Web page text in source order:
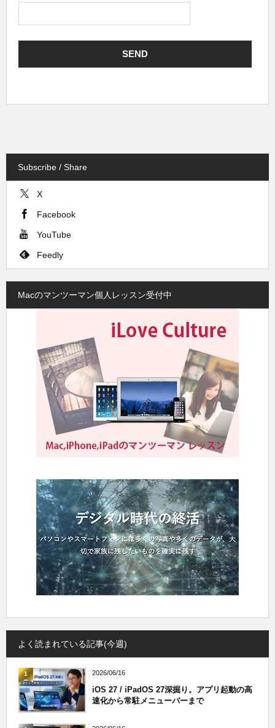
Subscribe / Share
X
Facebook
YouTube
Feedly
Macのマンツーマン個人レッスン受付中
よく読まれている記事(今週)
1 2026/06/16
iOS 27 / iPadOS 27深掘り。アプリ起動の高
速化から常駐メニューバーまで